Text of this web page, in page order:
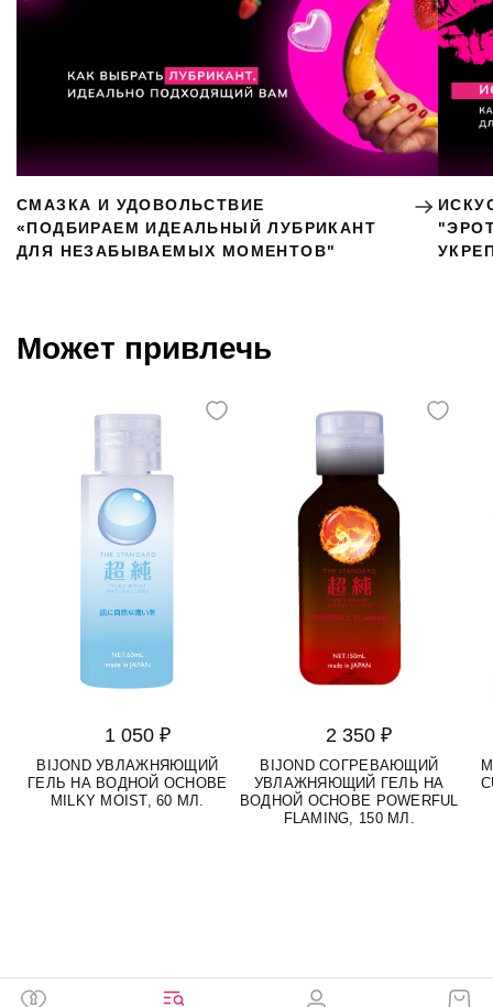
СМАЗКА И УДОВОЛЬСТВИЕ
«ПОДБИРАЕМ ИДЕАЛЬНЫЙ ЛУБРИКАНТ
ДЛЯ НЕЗАБЫВАЕМЫХ МОМЕНТОВ"
Может привлечь
1 050 ₽
BIJOND УВЛАЖНЯЮЩИЙ
ГЕЛЬ НА ВОДНОЙ ОСНОВЕ
MILKY MOIST, 60 МЛ.
2 350 ₽
BIJOND СОГРЕВАЮЩИЙ
УВЛАЖНЯЮЩИЙ ГЕЛЬ НА
ВОДНОЙ ОСНОВЕ POWERFUL
FLAMING, 150 МЛ.